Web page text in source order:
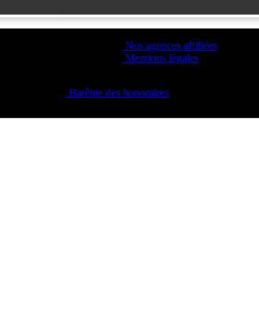
Nos agences affiliées
Mentions légales
Barême des honoraires